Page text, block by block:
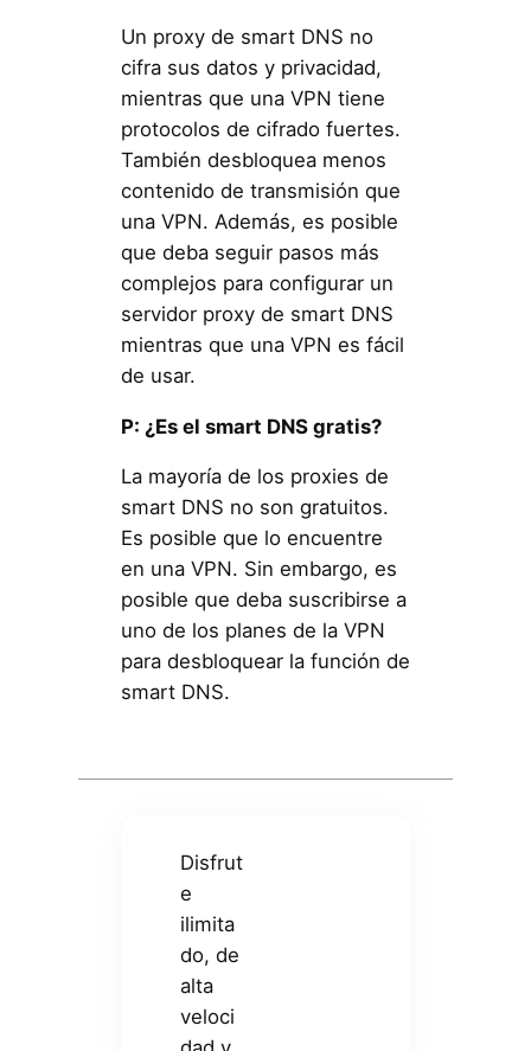
Un proxy de smart DNS no
cifra sus datos y privacidad,
mientras que una VPN tiene
protocolos de cifrado fuertes.
También desbloquea menos
contenido de transmisión que
una VPN. Además, es posible
que deba seguir pasos más
complejos para configurar un
servidor proxy de smart DNS
mientras que una VPN es fácil
de usar.
P: ¿Es el smart DNS gratis?
La mayoría de los proxies de
smart DNS no son gratuitos.
Es posible que lo encuentre
en una VPN. Sin embargo, es
posible que deba suscribirse a
uno de los planes de la VPN
para desbloquear la función de
smart DNS.
Disfrut
e
ilimita
do, de
alta
veloci